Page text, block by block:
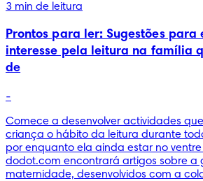
3 min de leitura
Prontos para ler: Sugestões para
interesse pela leitura na família
de
-
Comece a desenvolver actividades
criança o hábito da leitura durante
por enquanto ela ainda estar no ventre
dodot.com encontrará artigos sobre a
maternidade, desenvolvidos com a